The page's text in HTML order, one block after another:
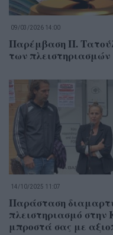
09/03/2026 14:00
Παρέμβαση Π.
των πλειστηριασμών
14/10/2025 11:07
Παράσταση
πλειστηριασμό
μπροστά σας με